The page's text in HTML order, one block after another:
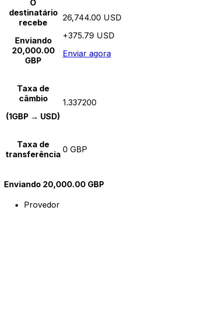
O
destinatário
recebe
Enviando
20,000.00
GBP
26,744.00 USD
+375.79 USD
Enviar agora
Taxa de
câmbio
(1GBP → USD)
1.337200
Taxa de
transferência 0 GBP
Enviando 20,000.00 GBP
Provedor